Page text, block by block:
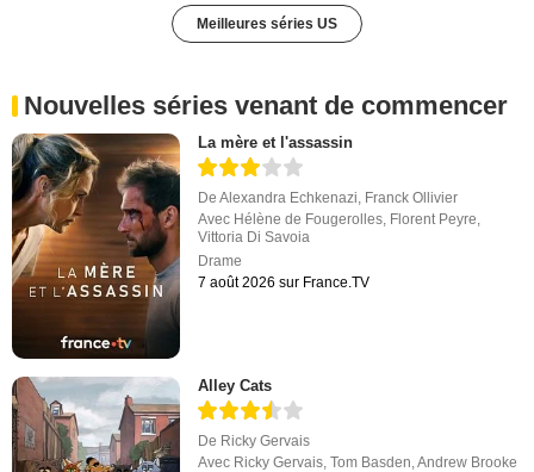
Meilleures séries US
Nouvelles séries venant de commencer
La mère et l'assassin
DeAlexandra Echkenazi, Franck Ollivier
Avec Hélène de Fougerolles, Florent Peyre,
Vittoria Di Savoia
Drame
7 août 2026 sur France.TV
Alley Cats
De Ricky Gervais
Avec Ricky Gervais ,Tom Basden ,Andrew Brooke